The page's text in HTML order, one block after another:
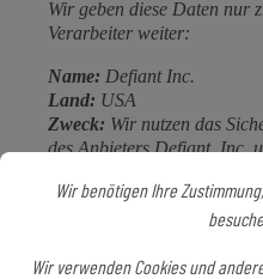
Wir geben diese Daten nur
Verarbeiter weiter:
Name: Defiant Inc.
Land: USA
Zweck: Wir nutzen das
des Anbieters Defiant, Inc,
Name:1&1 IONOS SE,
Zweck:Diese Website wird
Wir benötigen Ihre
Wir verwenden Cookies und